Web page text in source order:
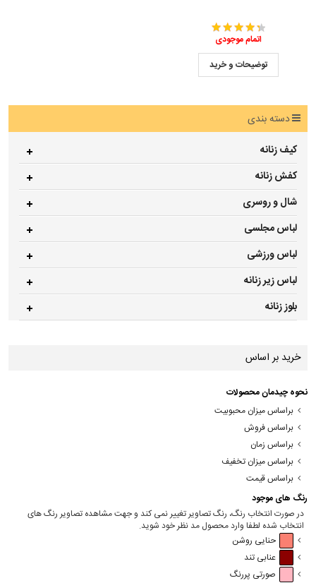
اتمام موجودی
توضیحات و خرید
دسته بندی
کیف زنانه
کفش زنانه
شال و روسری
لباس مجلسی
لباس ورزشی
لباس زیر زنانه
بلوز زنانه
خرید بر اساس
نحوه چیدمان محصولات
براساس میزان محبوبیت
براساس فروش
براساس زمان
براساس میزان تخفیف
براساس قیمت
رنگ های موجود
در صورت انتخاب رنگ، رنگ تصاویر تغییر نمی کند و جهت مشاهده تصاویر رنگ های
انتخاب شده لطفا وارد محصول مد نظر خود شوید.
حنایی روشن
عنابی تند
صورتی پررنگ